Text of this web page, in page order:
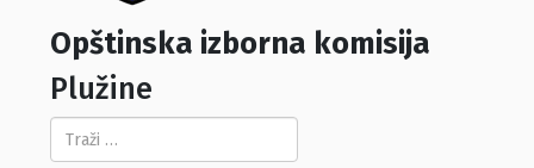
Opštinska izborna komisija
Plužine
Pretraga...